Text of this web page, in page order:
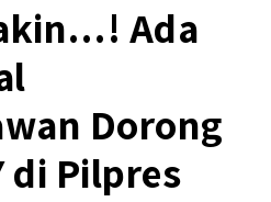
Ada
Dorong
di Pilpres